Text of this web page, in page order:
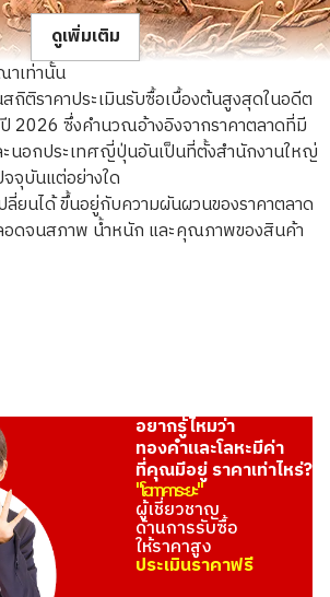
50 peso gold coin
ดูเพิ่มเติม
เท่านั้น
ถิติราคาประเมินรับซื้อเบื้องต้นสูงสุดในอดีต
2026 ซึ่งคำนวณอ้างอิงจากราคาตลาดที่มี
ะนอกประเทศญี่ปุ่นอันเป็นที่ตั้งสำนักงานใหญ่
จจุบันแต่อย่างใด
ลี่ยนได้ ขึ้นอยู่กับความผันผวนของราคาตลาด
อดจนสภาพ น้ำหนัก และคุณภาพของสินค้า
อยากรู้ไหมว่า
ทองคำและโลหะมีค่า
ที่คุณมีอยู่ ราคาเท่าไหร่?
"โอทาคาระยะ"
ผู้เชี่ยวชาญ
ด้านการรับซื้อ
ให้ราคาสูง
ประเมินราคาฟรี